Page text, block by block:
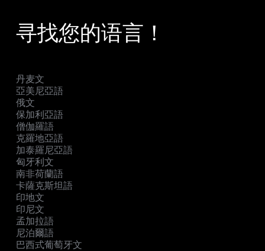
寻找您的语言！
丹麦文
亞美尼亞語
俄文
保加利亞語
僧伽羅語
克羅地亞語
加泰羅尼亞語
匈牙利文
南非荷蘭語
卡薩克斯坦語
印地文
印尼文
孟加拉語
尼泊爾語
巴西式葡萄牙文